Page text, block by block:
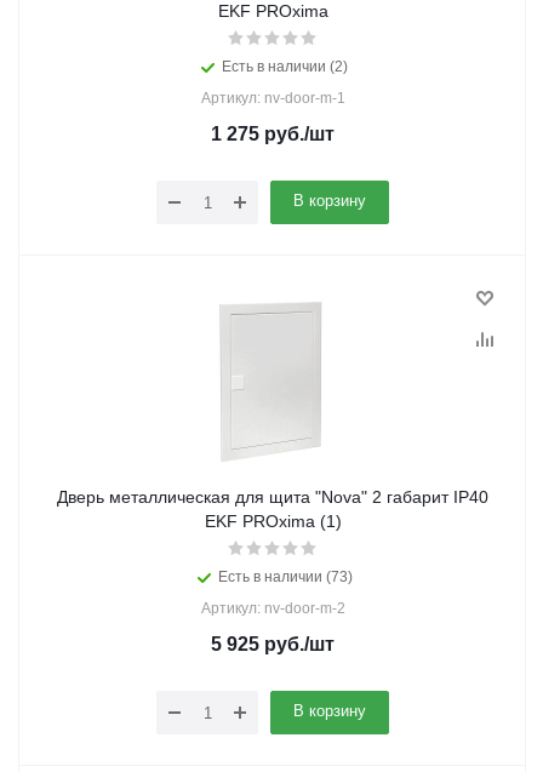
EKF PROxima
Есть в наличии (2)
Артикул: nv-door-m-1
1 275 руб./шт
В корзину
Дверь металлическая для щита "Nova" 2 габарит IP40
EKF PROxima (1)
Есть в наличии (73)
Артикул: nv-door-m-2
5 925 руб./шт
В корзину